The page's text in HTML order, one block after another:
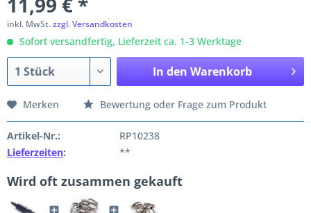
inkl. MwSt.zzgl. Versandkosten
Sofort versandfertig, Lieferzeit ca. 1-3 Werktage
In den Warenkorb
Merken Bewertung oder Frage zum Produkt
Artikel-Nr.:
RP10238
Lieferzeiten: **
Wird oft zusammen gekauft